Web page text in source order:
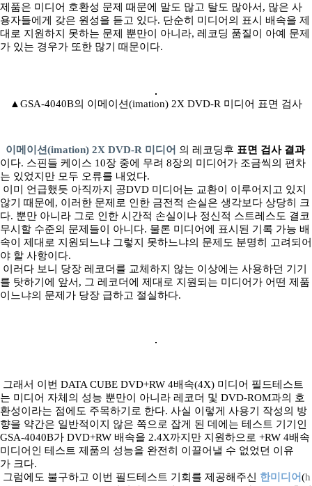
제품은 미디어 호환성 문제 때문에 말도 많고 탈도 많아서, 많은 사
용자들에게 갖은 원성을 듣고 있다. 단순히 미디어의 표시 배속을 제
대로 지원하지 못하는 문제 뿐만이 아니라, 레코딩 품질이 아예 문제
가 있는 경우가 또한 많기 때문이다.
▲GSA-4040B의 이메이션(imation) 2X DVD-R 미디어 표면 검사
이메이션(imation) 2X DVD-R 미디어 의 레코딩후 표면 검사 결과
이다. 스핀들 케이스 10장 중에 무려 8장의 미디어가 조금씩의 편차
는 있었지만 모두 오류를 내었다.
이미 언급했듯 아직까지 공DVD 미디어는 교환이 이루어지고 있지
않기 때문에, 이러한 문제로 인한 금전적 손실은 생각보다 상당히 크
다. 뿐만 아니라 그로 인한 시간적 손실이나 정신적 스트레스도 결코
무시할 수준의 문제들이 아니다. 물론 미디어에 표시된 기록 가능 배
속이 제대로 지원되느냐 그렇지 못하느냐의 문제도 분명히 고려되어
야 할 사항이다.
이러다 보니 당장 레코더를 교체하지 않는 이상에는 사용하던 기기
를 탓하기에 앞서, 그 레코더에 제대로 지원되는 미디어가 어떤 제품
이느냐의 문제가 당장 급하고 절실하다.
그래서 이번 DATA CUBE DVD+RW 4배속(4X) 미디어 필드테스트
는 미디어 자체의 성능 뿐만이 아니라 레코더 및 DVD-ROM과의 호
환성이라는 점에도 주목하기로 한다. 사실 이렇게 사용기 작성의 방
향을 약간은 일반적이지 않은 쪽으로 잡게 된 데에는 테스트 기기인
GSA-4040B가 DVD+RW 배속을 2.4X까지만 지원하으로 +RW 4배속
미디어인 테스트 제품의 성능을 완전히 이끌어낼 수 없었던 이유
가 크다.
그럼에도 불구하고 이번 필드테스트 기회를 제공해주신 한미디어(h